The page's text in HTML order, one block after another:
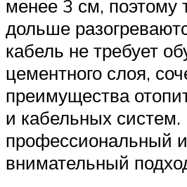
менее 3 см, поэтому
дольше
кабель не требует
цементного слоя,
преимущества
и кабельных
профессиональный и
внимательный